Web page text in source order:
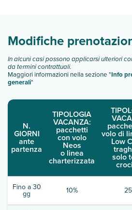
Modifiche
In alcuni casi possono applicarsi ulteriori
da termini contrattuali.
Maggiori informazioni nella sezione "Info
generali"
N.
GIORNI
ante
partenza
TIPOLOGIA
VACANZA:
pacchetti
con volo
Neos
o linea
charterizzata
volo di
Low
solo
Fino a 30
gg 10%